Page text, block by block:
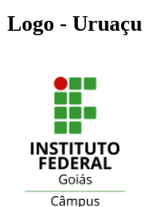
Logo - Uruaçu